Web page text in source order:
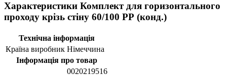
Характеристики Комплект для горизонтального
проходу крізь стіну 60/100 РР (конд.)
Технічна інформація
Країна виробник Німеччина
Інформація про товар
0020219516